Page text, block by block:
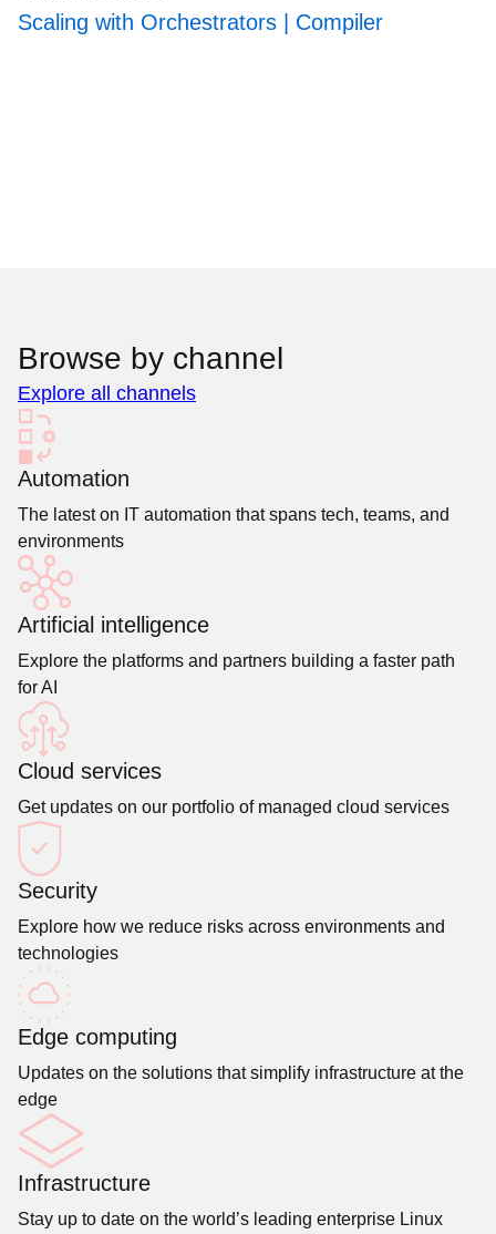
Scaling with Orchestrators | Compiler
Browse by channel
Explore all channels
Automation
The latest on IT automation that spans tech, teams, and
environments
Artificial intelligence
Explore the platforms and partners building a faster path
for AI
Cloud services
Get updates on our portfolio of managed cloud services
Security
Explore how we reduce risks across environments and
technologies
Edge computing
Updates on the solutions that simplify infrastructure at the
edge
Infrastructure
Stay up to date on the world’s leading enterprise Linux